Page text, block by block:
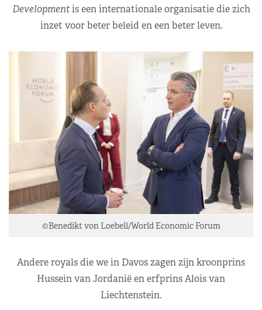
Developmentis een internationale organisatie die zich
inzet voor beter beleid en een beter leven.
©Benedikt von Loebell/World Economic Forum
Andere royals die we in Davos zagen zijn kroonprins
Hussein van Jordanië en erfprins Alois van
Liechtenstein.